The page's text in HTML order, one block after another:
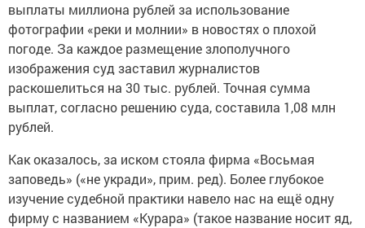
выплаты миллиона рублей за использование
фотографии «реки и молнии» в новостях о плохой
погоде. За каждое размещение злополучного
изображения суд заставил журналистов
раскошелиться на 30 тыс. рублей. Точная сумма
выплат, согласно решению суда, составила 1,08 млн
рублей.
Как оказалось, за иском стояла фирма «Восьмая
заповедь» («не укради», прим. ред). Более глубокое
изучение судебной практики навело нас на ещё одну
фирму с названием «Курара» (такое название носит яд,